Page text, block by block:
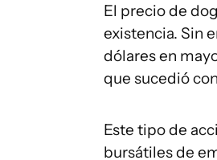
El precio de
existencia. Sin
dólares en
que sucedió
Este tipo de
bursátiles de